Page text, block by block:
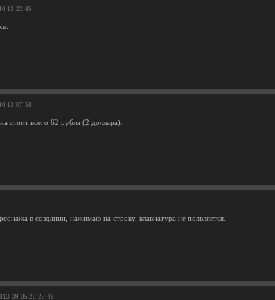
13:22:45
13:07:58
стоит всего 62 рубля (2 доллара).
в создании, нажимаю на строку, клавиатура не появляется.
09-05 20:27:48